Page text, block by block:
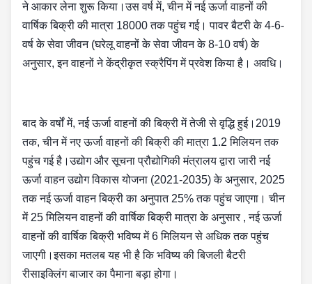
ने आकार लेना शुरू किया।उस वर्ष में, चीन में नई ऊर्जा वाहनों की
वार्षिक बिक्री की मात्रा 18000 तक पहुंच गई। पावर बैटरी के 4-6-
वर्ष के सेवा जीवन (घरेलू वाहनों के सेवा जीवन के 8-10 वर्ष) के
अनुसार, इन वाहनों ने केंद्रीकृत स्क्रैपिंग में प्रवेश किया है। अवधि।
बाद के वर्षों में, नई ऊर्जा वाहनों की बिक्री में तेजी से वृद्धि हुई।2019
तक, चीन में नए ऊर्जा वाहनों की बिक्री की मात्रा 1.2 मिलियन तक
पहुंच गई है।उद्योग और सूचना प्रौद्योगिकी मंत्रालय द्वारा जारी नई
ऊर्जा वाहन उद्योग विकास योजना (2021-2035) के अनुसार, 2025
तक नई ऊर्जा वाहन बिक्री का अनुपात 25% तक पहुंच जाएगा। चीन
में 25 मिलियन वाहनों की वार्षिक बिक्री मात्रा के अनुसार , नई ऊर्जा
वाहनों की वार्षिक बिक्री भविष्य में 6 मिलियन से अधिक तक पहुंच
जाएगी।इसका मतलब यह भी है कि भविष्य की बिजली बैटरी
रीसाइक्लिंग बाजार का पैमाना बड़ा होगा।